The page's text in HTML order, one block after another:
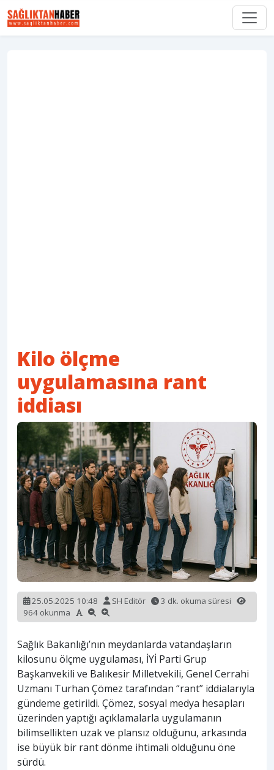
Kilo ölçme
uygulamasına rant
iddiası
25.05.2025 10:48 SH Editör
3 dk. okuma süresi
964 okunma
Sağlık Bakanlığı’nın meydanlarda vatandaşların
kilosunu ölçme uygulaması, İYİ Parti Grup
Başkanvekili ve Balıkesir Milletvekili, Genel Cerrahi
Uzmanı Turhan Çömez tarafından “rant” iddialarıyla
gündeme getirildi. Çömez, sosyal medya hesapları
üzerinden yaptığı açıklamalarla uygulamanın
bilimsellikten uzak ve plansız olduğunu, arkasında
ise büyük bir rant dönme ihtimali olduğunu öne
sürdü.